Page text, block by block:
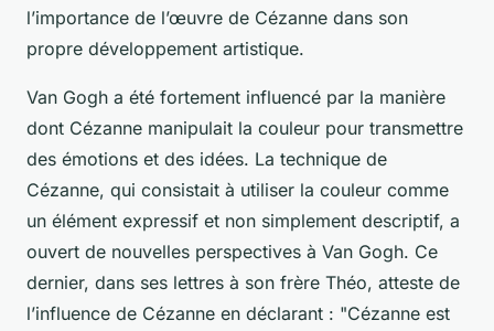
l’importance de l’œuvre de Cézanne dans son
propre développement artistique.
Van Gogh a été fortement influencé par la manière
dont Cézanne manipulait la couleur pour transmettre
des émotions et des idées. La technique de
Cézanne, qui consistait à utiliser la couleur comme
un élément expressif et non simplement descriptif, a
ouvert de nouvelles perspectives à Van Gogh. Ce
dernier, dans ses lettres à son frère Théo, atteste de
l’influence de Cézanne en déclarant : "Cézanne est